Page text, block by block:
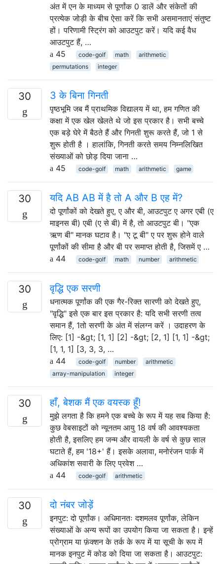
अंत में एन के माध्यम से पूर्णांक 0 डालें और संकेतों की
प्रत्येक जोड़ी के बीच ऐसा करें कि सभी असमानताएं संतुष्ट
हों। परिणामी स्ट्रिंग को आउटपुट करें। यदि कई वैध
आउटपुट हैं, …
45
code-golf math
arithmetic
permutations
integer
30 3 के बिना गिनती
पृष्ठभूमि जब मैं प्राथमिक विद्यालय में था, हम गणित की
कक्षा में एक खेल खेलते थे जो इस प्रकार है। सभी बच्चे
एक बड़े घेरे में बैठते हैं और गिनती शुरू करते हैं, जो 1 से
शुरू होती है । हालांकि, गिनती करते समय निम्नलिखित
संख्याओं को छोड़ दिया जाना …
45
code-golf math arithmetic game
30 यदि AB AB में है तो A और B एह में?
दो पूर्णांकों को देखते हुए, ए और बी, आउटपुट ए अगर एबी (ए
माइनस बी) एबी (ए से बी) में है, तो आउटपुट बी। "एक
ऋण बी" मानक घटाव है। "ए टू बी" ए पर शुरू होने वाले
पूर्णांकों की सीमा है और बी पर समाप्त होती है, जिसमें ए …
44
code-golf math number arithmetic
30 वृद्धि एक सरणी
धनात्मक पूर्णांक की एक गैर-रिक्त सारणी को देखते हुए,
"वृद्धि" इसे एक बार इस प्रकार है: यदि सभी सरणी तत्व
समान हैं, 1तो सरणी के अंत में संलग्न करें । उदाहरण के
लिए: [1] -&gt; [1, 1] [2] -&gt; [2, 1] [1, 1] -&gt;
[1, 1, 1] [3, 3, 3, …
44
code-golf number
arithmetic
array-manipulation
integer
30 हाँ, बेशक मैं एक वयस्क हूँ!
मुझे लगता है कि हमने एक बच्चे के रूप में यह सब किया है:
कुछ वेबसाइटों को न्यूनतम आयु 18 वर्ष की आवश्यकता
होती है, इसलिए हम जन्म और वायली के वर्ष से कुछ साल
घटाते हैं, हम '18+' हैं। इसके अलावा, मनोरंजन पार्क में
अधिकांश सवारी के लिए प्रवेश …
44
code-golf arithmetic
30 दो नंबर जोड़ें
इनपुट: दो पूर्णांक। अधिमानतः दशमलव पूर्णांक, लेकिन
संख्याओं के अन्य रूपों का उपयोग किया जा सकता है। इन्हें
प्रोग्राम या फ़ंक्शन के तर्क के रूप में या सूची के रूप में
मानक इनपुट में कोड को दिया जा सकता है। आउटपुट: